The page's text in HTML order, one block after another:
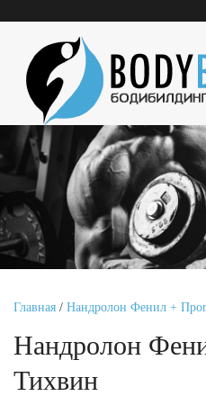
Главная / Нандролон Фенил +
Нандролон
Тихвин